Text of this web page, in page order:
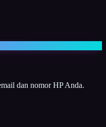
dan nomor HP Anda.